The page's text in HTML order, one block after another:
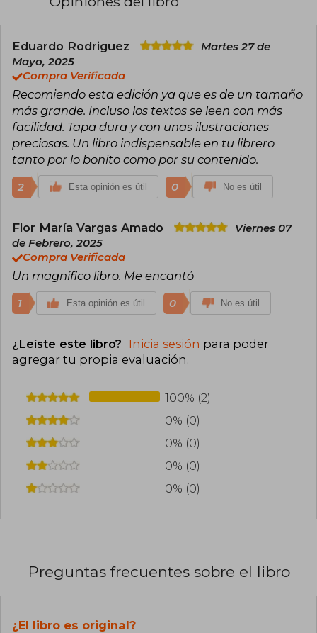
Luis Cano, y La leyenda de las mareas mansas,
en colaboración con la pintora Lina Vila.
Eduardo Rodriguez
Martes 27 de
Mayo, 2025
Compra Verificada
Recomiendo esta edición ya que es de un tamaño
más grande. Incluso los textos se leen con más
facilidad. Tapa dura y con unas ilustraciones
preciosas. Un libro indispensable en tu librero
tanto por lo bonito como por su contenido.
2 Esta opinión es útil 0 No es útil
Flor María Vargas Amado
Viernes 07
de Febrero, 2025
Compra Verificada
Un magnífico libro. Me encantó
1 Esta opinión es útil 0 No es útil
¿Leíste este libro? Inicia sesión para poder
agregar tu propia evaluación.
100% (2)
0% (0)
0% (0)
0% (0)
0% (0)
Preguntas frecuentes sobre el libro
¿El libro es original?